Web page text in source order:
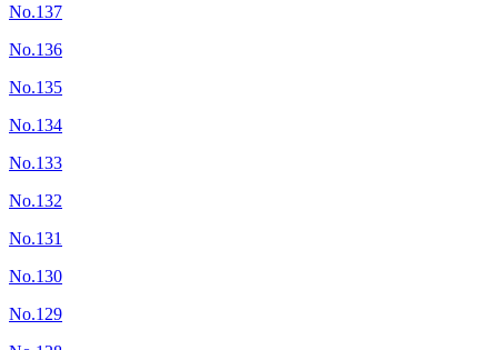
No.137
No.136
No.135
No.134
No.133
No.132
No.131
No.130
No.129